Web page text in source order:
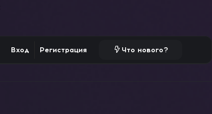
Вход Регистрация Что нового?